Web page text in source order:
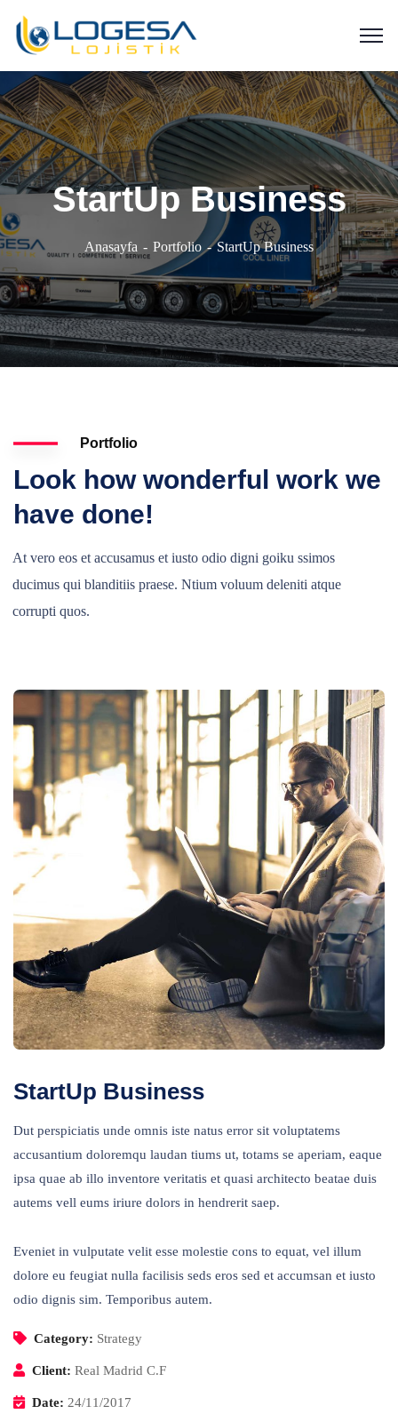
StartUp Business
Anasayfa Portfolio StartUp Business
Portfolio
Look how wonderful work we
have done!
At vero eos et accusamus et iusto odio digni goiku ssimos
ducimus qui blanditiis praese. Ntium voluum deleniti atque
corrupti quos.
StartUp Business
Dut perspiciatis unde omnis iste natus error sit voluptatems
accusantium doloremqu laudan tiums ut, totams se aperiam, eaque
ipsa quae ab illo inventore veritatis et quasi architecto beatae duis
autems vell eums iriure dolors in hendrerit saep.
Eveniet in vulputate velit esse molestie cons to equat, vel illum
dolore eu feugiat nulla facilisis seds eros sed et accumsan et iusto
odio dignis sim. Temporibus autem.
Category: Strategy
Client: Real Madrid C.F
Date: 24/11/2017